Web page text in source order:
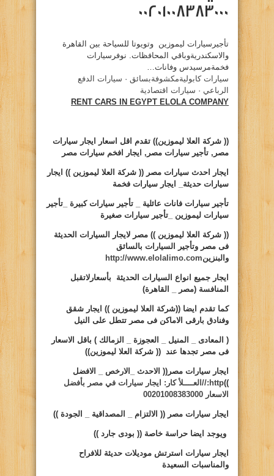
00201008383000
تأجيرسيارات ليموزين وتويوتا للسياحة بين القاهرة
والاسكندريةوباقي المحافظات. نوفرسيارات
فخمةمرسيدس وفانات…
سيارات كابوليةمكشوفةبسائق · ‏ سيارات الدفع
الرباعي · ‏ سيارات اقتصادية
RENT CARS IN EGYPT ELOLA COMPANY
(( شركة العلا ليموزين)) تقدم اقل اسعار ايجار سيارات
مصر, تأجير سيارات مصر, ايجار افخم سيارات مصر
ايجار
احدث سيارات مصر (( شركة العلا ليموزين )) ايجار
سيارات حديثة_ ايجار سيارات فخمة
تأجير سيارات فانات عائلية _ تأجير سيارات كبيرة _تأجير
سيارات ليموزين _تأجير سيارات صغيرة
(( شركة العلا ليموزين )) مصر لايجار السيارات الحديثة
فى مصر وتأجير السيارات بالسائق
والبنزينhttp://www.elolalimo.com
ايجار جميع انواع السيارات الحديثة بأسعارلاتقبل
المنافسة (مصر _ القاهرة)
كما تقدم ايضا ((شركة العلا ليموزين )) ايجار شقق
وفنادق بارقى الاماكن فى مصر تتطل على النيل
( المعادى _ المنيل _ العجوزة _ الزمالك ) باقل الاسعار
فى مصر تجدها عند (( شركة العلا ليموزين))
ايجار سيارات مصر(( الاحدث _الارخص _ الافضل
))
http://العــــلأ كار: ايجار سيارات في مصر بأفضل
الاسعار 00201008383000
ايجار سيارات مصر (( الالتزام _ المصداقية _ الجودة ))
ويوجد ايضا حراسة خاصة (( بودى جارد ))
ايجار سيارات استرتش موديلات حديثة للافراح
والمناسبات السعيدة